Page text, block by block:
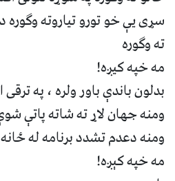
سړی یې خو تورو تیاروته وګوره
ته وګوره
مه خپه کیږه!
بدلون باندې باور ولره ، په
ومنه جهان لاړ ته شاته پاتې
ومنه دعدم تشدد برنامه له
مه خپه کېږه!